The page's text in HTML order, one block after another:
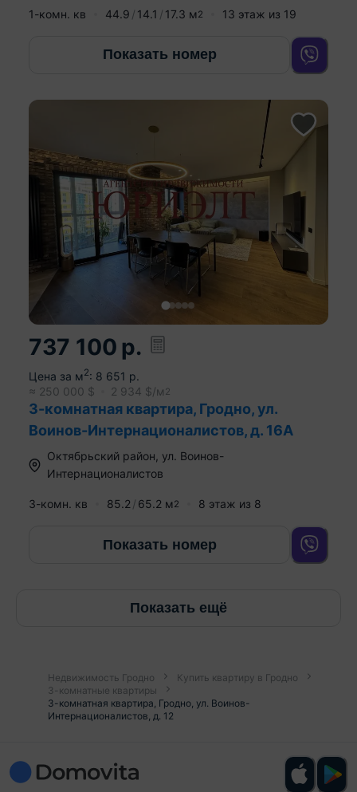
1-комн. кв 44.9 14.1 17.3 м2 13 этаж из 19
Показать номер
737 100 р.
Цена за м2: 8 651 р.
≈ 250 000 $ 2 934 $/м 2
3-комнатная квартира, Гродно, ул.
Воинов-Интернационалистов, д. 16А
Октябрьский район ул. Воинов-
Интернационалистов
3-комн. кв 85.2 65.2 м2 8 этаж из 8
Показать номер
Показать ещё
Недвижимость Гродно
Купить квартиру в Гродно
3-комнатные квартиры
3-комнатная квартира, Гродно, ул. Воинов-
Интернационалистов, д. 12